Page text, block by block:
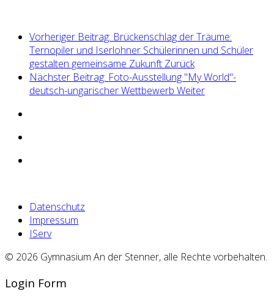
Vorheriger Beitrag: Brückenschlag der Träume:
Ternopiler und Iserlohner Schülerinnen und Schüler
gestalten gemeinsame Zukunft Zurück
Nächster Beitrag: Foto-Ausstellung "My World"-
deutsch-ungarischer Wettbewerb Weiter
Datenschutz
Impressum
IServ
© 2026 Gymnasium An der Stenner, alle Rechte vorbehalten.
Login Form